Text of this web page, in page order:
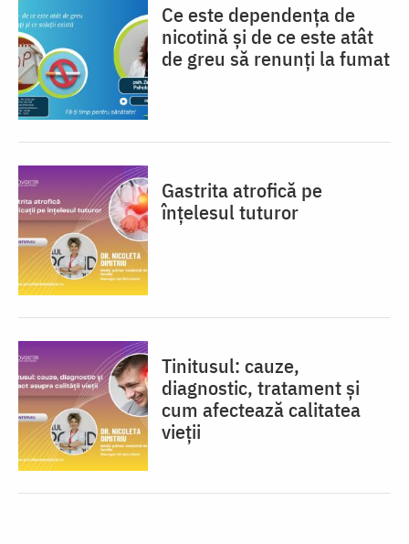
Ce este dependența de
nicotină și de ce este atât
de greu să renunți la fumat
Gastrita atrofică pe
înțelesul tuturor
Tinitusul: cauze,
diagnostic, tratament și
cum afectează calitatea
vieții